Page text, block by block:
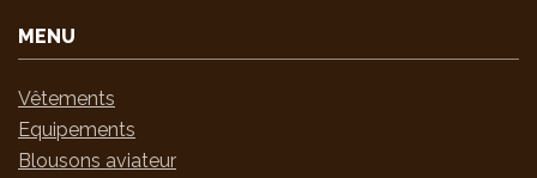
MENU
Vêtements
Equipements
Blousons aviateur